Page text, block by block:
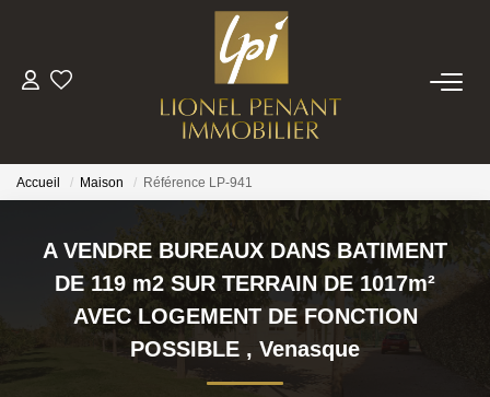
VENTES
PRESTIGE
BIENS VENDUS
ESTIMATION
Accueil Maison Référence LP-941
A VENDRE BUREAUX DANS BATIMENT
DE 119 m2 SUR TERRAIN DE 1017m²
AVEC LOGEMENT DE FONCTION
POSSIBLE , Venasque